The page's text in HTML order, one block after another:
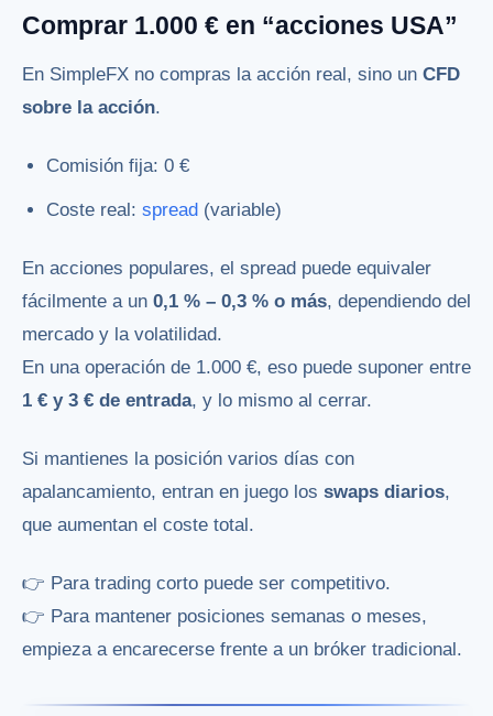
Comprar 1.000 € en “acciones USA”
En SimpleFX no compras la acción real, sino un CFD
sobre la acción.
Comisión fija: 0 €
Coste real:spread (variable)
En acciones populares, el spread puede equivaler
fácilmente a un 0,1 % – 0,3 % o más, dependiendo del
mercado y la volatilidad.
En una operación de 1.000 €, eso puede suponer entre
1 € y 3 € de entrada, y lo mismo al cerrar.
Si mantienes la posición varios días con
apalancamiento, entran en juego los swaps diarios,
que aumentan el coste total.
👉 Para trading corto puede ser competitivo.
👉 Para mantener posiciones semanas o meses,
empieza a encarecerse frente a un bróker tradicional.